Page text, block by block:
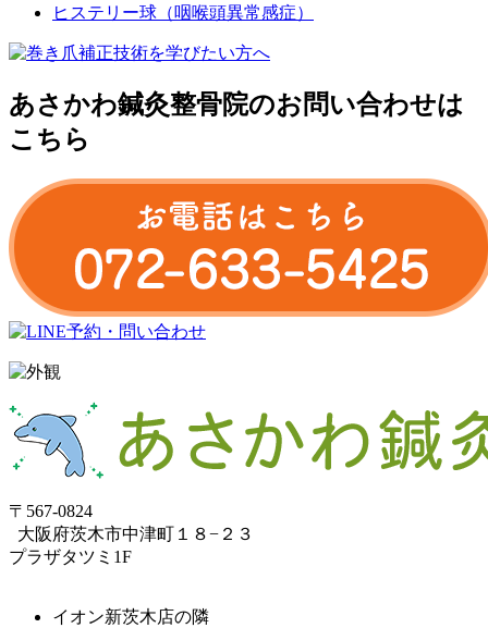
ヒステリー球（咽喉頭異常感症）
あさかわ鍼灸整⾻院のお問い合わせは
こちら
〒567-0824
⼤阪府茨⽊市中津町１８−２３
プラザタツミ1F
イオン新茨木店の隣